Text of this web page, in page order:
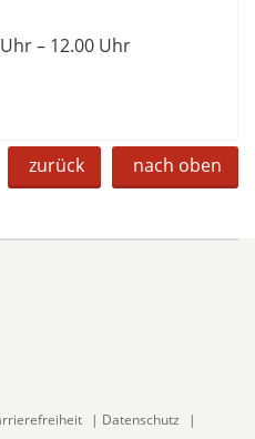
– 12.00 Uhr
zurück nach oben
| Datenschutz
|